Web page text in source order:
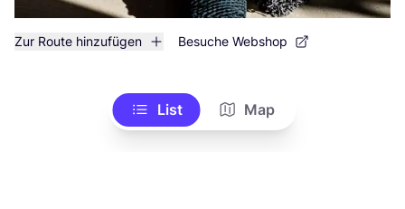
Zur Route hinzufügen Besuche Webshop
List Map